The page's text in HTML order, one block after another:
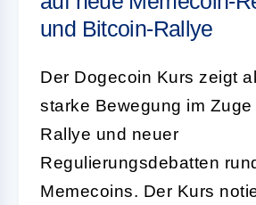
und Bitcoin-Rallye
Der Dogecoin Kurs zeigt
starke Bewegung im
Rallye und neuer
Regulierungsdebatten
Memecoins. Der Kurs